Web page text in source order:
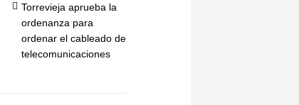
Torrevieja aprueba la
ordenanza para
ordenar el cableado de
telecomunicaciones